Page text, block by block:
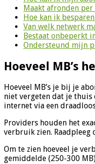
Maakt afronden per
Hoe kan ik
Van welk netwerk
Bestaat onbeperkt
Ondersteund mijn
Hoeveel MB’s
Hoeveel MB’s je bij je
niet vergeten dat je thuis
internet via een
Providers houden het
verbruik zien. Raadpleeg
Om te zien hoeveel je
gemiddelde (250-300